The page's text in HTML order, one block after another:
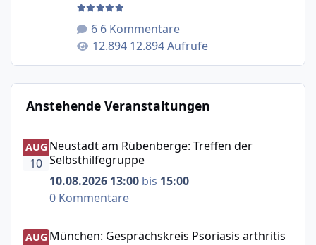
6 Kommentare
12.894 Aufrufe
Anstehende Veranstaltungen
Neustadt am Rübenberge: Treffen der Selbsthilfegruppe
AUG
10
Neustadt am Rübenberge: Treffen der
Selbsthilfegruppe
10.08.2026 13:00 bis 15:00
0 Kommentare
München: Gesprächskreis Psoriasis arthritis
AUG München: Gesprächskreis Psoriasis arthritis